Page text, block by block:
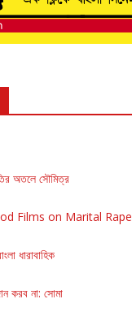
অতলে সৌমিত্র
Films on Marital Rape
ধারাবাহিক
করব না: সোমা